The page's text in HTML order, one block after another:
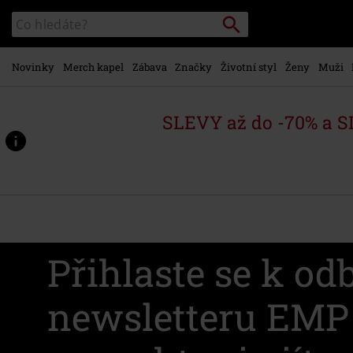
hlavnímu
obsahu
Katalog
vyhledávání
Vyhledávání
Novinky Merch kapel Zábava Značky Životní styl Ženy Muži
SLEVY až do -70% a
Přihlaste se k
newsletteru